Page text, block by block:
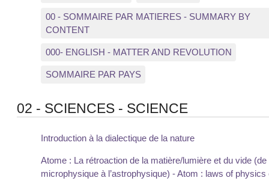
00 - SOMMAIRE PAR MATIERES - SUMMARY BY
CONTENT
000- ENGLISH - MATTER AND REVOLUTION
SOMMAIRE PAR PAYS
02 - SCIENCES - SCIENCE
Introduction à la dialectique de la nature
Atome : La rétroaction de la matière/lumière et du vide (de
microphysique à l’astrophysique) - Atom : laws of physics